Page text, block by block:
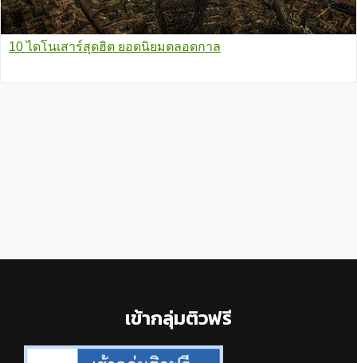
10 ไดโนเสาร์สุดฮิต ยอดนิยมตลอดกาล
เข้ากลุ่มติวฟรี